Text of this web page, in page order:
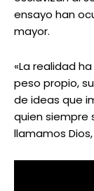
ensayo han
mayor.
«La realidad
peso propio,
de ideas que
quien siempre
llamamos